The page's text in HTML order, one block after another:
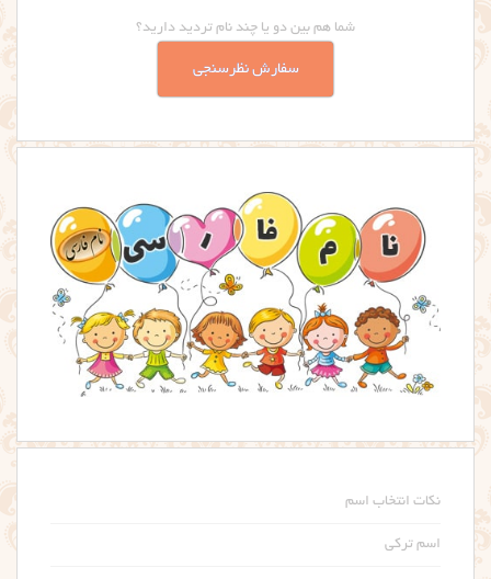
شما هم بین دو یا چند نام تردید دارید؟
سفارش نظرسنجی
نکات انتخاب اسم
اسم ترکی